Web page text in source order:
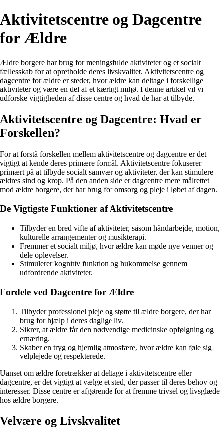
Aktivitetscentre og Dagcentre
for Ældre
Ældre borgere har brug for meningsfulde aktiviteter og et socialt
fællesskab for at opretholde deres livskvalitet. Aktivitetscentre og
dagcentre for ældre er steder, hvor ældre kan deltage i forskellige
aktiviteter og være en del af et kærligt miljø. I denne artikel vil vi
udforske vigtigheden af disse centre og hvad de har at tilbyde.
Aktivitetscentre og Dagcentre: Hvad er
Forskellen?
For at forstå forskellen mellem aktivitetscentre og dagcentre er det
vigtigt at kende deres primære formål. Aktivitetscentre fokuserer
primært på at tilbyde socialt samvær og aktiviteter, der kan stimulere
ældres sind og krop. På den anden side er dagcentre mere målrettet
mod ældre borgere, der har brug for omsorg og pleje i løbet af dagen.
De Vigtigste Funktioner af Aktivitetscentre
Tilbyder en bred vifte af aktiviteter, såsom håndarbejde, motion,
kulturelle arrangementer og musikterapi.
Fremmer et socialt miljø, hvor ældre kan møde nye venner og
dele oplevelser.
Stimulerer kognitiv funktion og hukommelse gennem
udfordrende aktiviteter.
Fordele ved Dagcentre for Ældre
Tilbyder professionel pleje og støtte til ældre borgere, der har
brug for hjælp i deres daglige liv.
Sikrer, at ældre får den nødvendige medicinske opfølgning og
ernæring.
Skaber en tryg og hjemlig atmosfære, hvor ældre kan føle sig
velplejede og respekterede.
Uanset om ældre foretrækker at deltage i aktivitetscentre eller
dagcentre, er det vigtigt at vælge et sted, der passer til deres behov og
interesser. Disse centre er afgørende for at fremme trivsel og livsglæde
hos ældre borgere.
Velvære og Livskvalitet